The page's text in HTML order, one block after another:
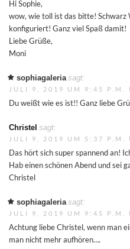
Hi Sophie,
wow, wie toll ist das bitte! Schwarz
konfiguriert! Ganz viel Spaß damit!
Liebe Grüße,
Moni
sophiagaleria sagt:
JULI 9, 2019 UM 9:45 P.M.
Du weißt wie es ist!! Ganz liebe
Christel sagt:
JULI 9, 2019 UM 5:37 P.M.
Das hört sich super spannend an!
Hab einen schönen Abend und sei
Christel
sophiagaleria sagt:
JULI 9, 2019 UM 9:45 P.M.
Achtung liebe Christel, wenn man
man nicht mehr aufhören….